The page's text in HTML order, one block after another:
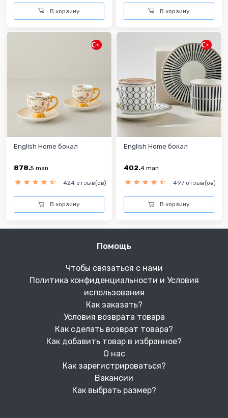
В корзину В корзину
English Home бокал
878.5 man
424 отзыв(ов)
В корзину
English Home бокал
402.4 man
497 отзыв(ов)
В корзину
Помощь
Чтобы связаться с нами
Политика конфиденциальности и Условия
использования
Как заказать?
Условия возврата товара
Как сделать возврат товара?
Как добавить товар в избранное?
О нас
Как зарегистрироваться?
Вакансии
Как выбрать размер?